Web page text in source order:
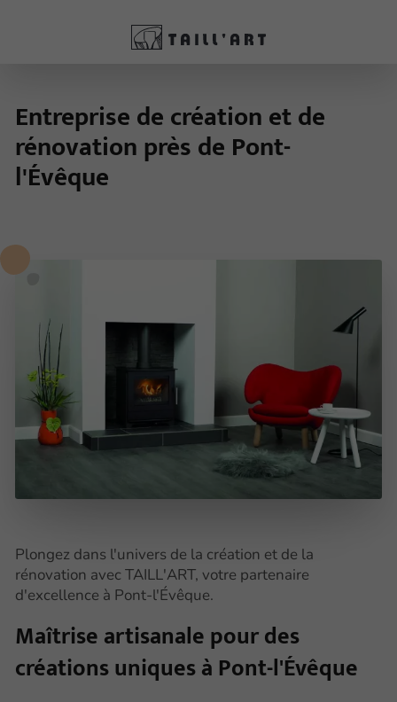
Entreprise de création et de
rénovation près de Pont-
l'Évêque
Plongez dans l'univers de la création et de la
rénovation avec TAILL'ART, votre partenaire
d'excellence à Pont-l'Évêque.
Maîtrise artisanale pour des
créations uniques à Pont-l'Évêque